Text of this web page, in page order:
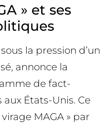
» et ses
la pression d’un
annonce la
de fact-
États-Unis. Ce
MAGA » par